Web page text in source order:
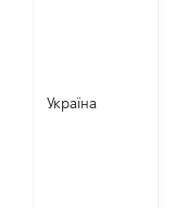
Україна